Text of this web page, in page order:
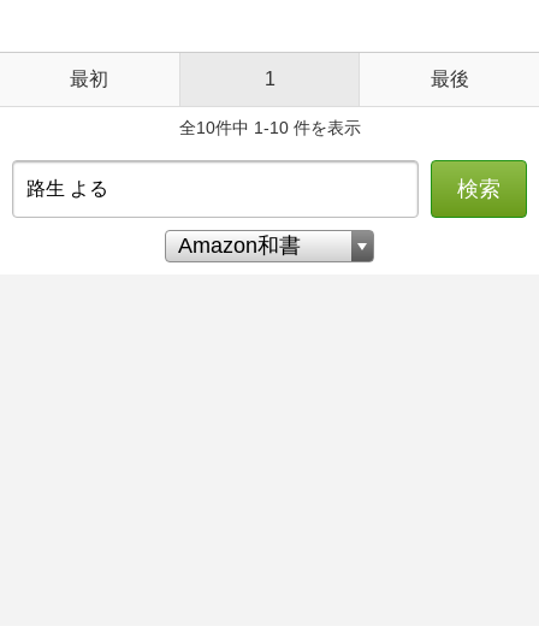
最初 1 最後
全10件中 1-10 件を表示
検索